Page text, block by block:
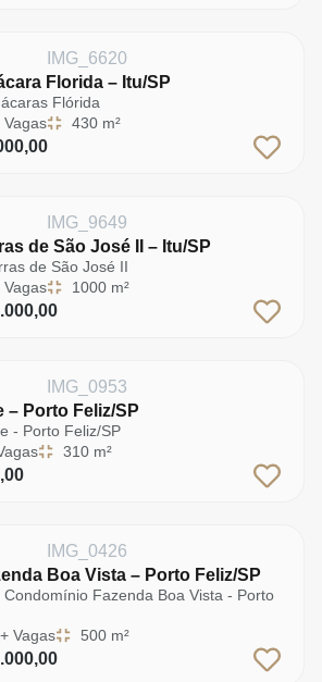
Florida – Itu/SP
Flórida
Vagas 430 m²
de São José II – Itu/SP
de São José II
Vagas 1000 m²
– Porto Feliz/SP
- Porto Feliz/SP
310 m²
Boa Vista – Porto Feliz/SP
Fazenda Boa Vista - Porto
Vagas 500 m²